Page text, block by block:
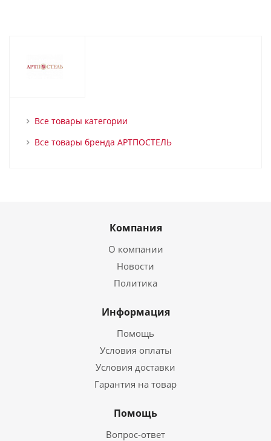
Все товары категории
Все товары бренда АРТПОСТЕЛЬ
Компания
О компании
Новости
Политика
Информация
Помощь
Условия оплаты
Условия доставки
Гарантия на товар
Помощь
Вопрос-ответ